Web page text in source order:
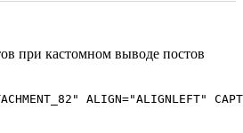
при кастомном выводе постов
ALIGN="ALIGNLEFT"